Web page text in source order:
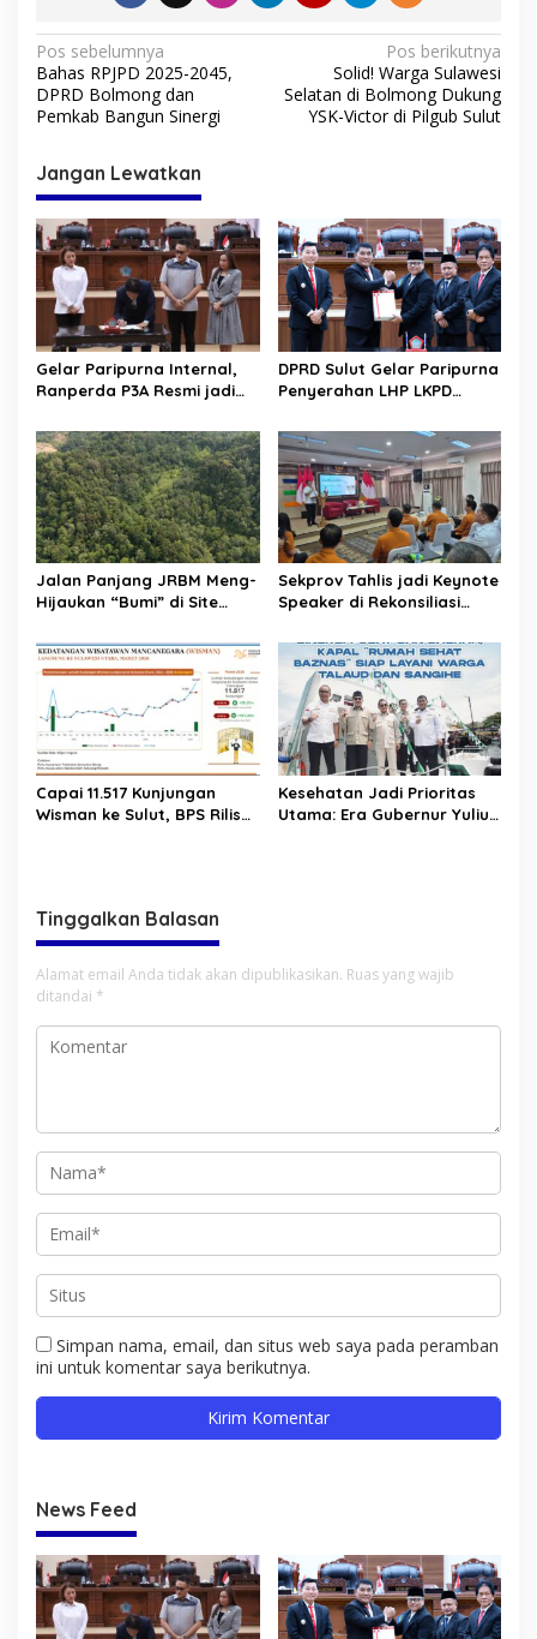
N
a
v
i
g
a
s
i
p
o
s
Pos sebelumnya
Bahas RPJPD 2025-2045,
DPRD Bolmong dan
Pemkab Bangun Sinergi
Pos berikutnya
Solid! Warga Sulawesi
Selatan di Bolmong Dukung
YSK-Victor di Pilgub Sulut
Jangan Lewatkan
Gelar Paripurna Internal,
Ranperda P3A Resmi jadi
Sulut
DPRD Sulut Gelar Paripurna
Penyerahan LHP LKPD
kalinya
Jalan Panjang JRBM Meng-
Hijaukan “Bumi” di Site
hingga Aksi Ilegal Mining
Sekprov Tahlis jadi Keynote
Speaker di Rekonsiliasi
Capai 11.517 Kunjungan
Wisman ke Sulut, BPS Rilis
Kesehatan Jadi Prioritas
Utama: Era Gubernur Yulius
Tinggalkan Balasan
Alamat email Anda tidak akan dipublikasikan. Ruas yang wajib
ditandai *
Simpan nama, email, dan situs web saya pada peramban
ini untuk komentar saya berikutnya.
News Feed